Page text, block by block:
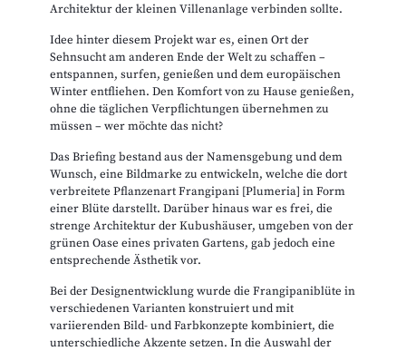
Architektur der kleinen Villenanlage verbinden sollte.
Idee hinter diesem Projekt war es, einen Ort der
Sehnsucht am anderen Ende der Welt zu schaffen –
entspannen, surfen, genießen und dem europäischen
Winter entfliehen. Den Komfort von zu Hause genießen,
ohne die täglichen Verpflichtungen übernehmen zu
müssen – wer möchte das nicht?
Das Briefing bestand aus der Namensgebung und dem
Wunsch, eine Bildmarke zu entwickeln, welche die dort
verbreitete Pflanzenart Frangipani [Plumeria] in Form
einer Blüte darstellt. Darüber hinaus war es frei, die
strenge Architektur der Kubushäuser, umgeben von der
grünen Oase eines privaten Gartens, gab jedoch eine
entsprechende Ästhetik vor.
Bei der Designentwicklung wurde die Frangipaniblüte in
verschiedenen Varianten konstruiert und mit
variierenden Bild- und Farbkonzepte kombiniert, die
unterschiedliche Akzente setzen. In die Auswahl der